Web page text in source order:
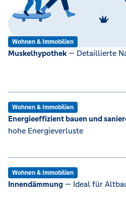
Wohnen & Immobilien
Muskelhypothek— Detaillierte
Wohnen & Immobilien
Energieeffizient bauen und
hohe Energieverluste
Wohnen & Immobilien
Innendämmung — Ideal für